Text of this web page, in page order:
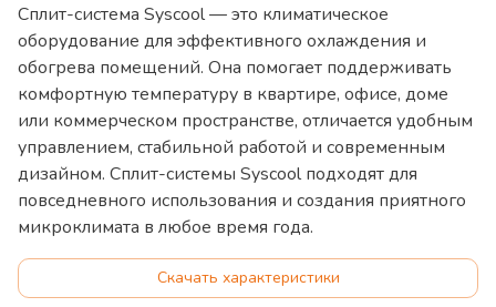
Сплит-система Syscool — это климатическое
оборудование для эффективного охлаждения и
обогрева помещений. Она помогает поддерживать
комфортную температуру в квартире, офисе, доме
или коммерческом пространстве, отличается удобным
управлением, стабильной работой и современным
дизайном. Сплит-системы Syscool подходят для
повседневного использования и создания приятного
микроклимата в любое время года.
Скачать характеристики